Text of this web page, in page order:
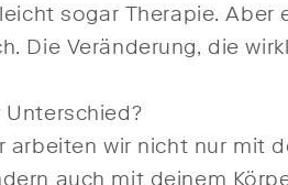
sogar Therapie. Aber
Die Veränderung, die
Unterschied?
arbeiten wir nicht nur mit
auch mit deinem